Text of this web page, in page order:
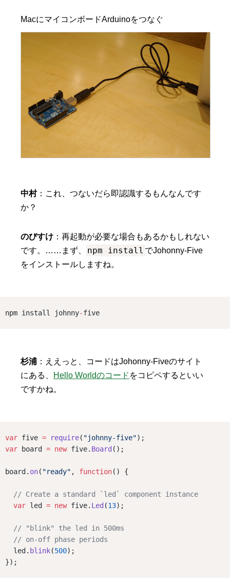
中村：これ、つないだら即認識するもんなんです
か？
のびすけ ：再起動が必要な場合もあるかもしれない
です。……まず、
npm install でJohonny-Five
をインストールしますね。
npm install johnny-five
杉浦 ：ええっと、コードはJohonny-Fiveのサイト
にある、
Hello Worldのコード をコピペするといい
ですかね。
var five = require( "johnny-five");
var board = new five. Board ();
board. on( "ready" , function() {
// Create a standard `led` component instance
var led = new five. Led (13);
// "blink" the led in 500ms
// on-off phase periods
  led.
blink(500);
});